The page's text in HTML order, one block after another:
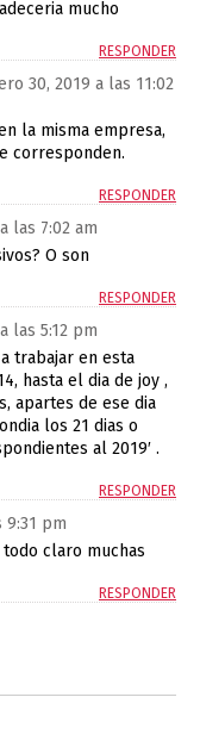
mucho
RESPONDER
30, 2019 a las 11:02
la misma empresa,
corresponden.
RESPONDER
las 7:02 am
O son
RESPONDER
las 5:12 pm
trabajar en esta
hasta el dia de joy ,
apartes de ese dia
los 21 dias o
al 2019′ .
RESPONDER
9:31 pm
claro muchas
RESPONDER